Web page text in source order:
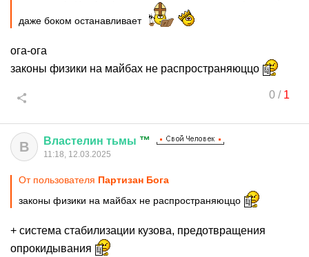
даже боком останавливает
ога-ога
законы физики на майбах не распространяюццо
0/ 1
В Властелин тьмы ™
11:18, 12.03.2025
От пользователя Партизан Бога
законы физики на майбах не распространяюццо
+ система стабилизации кузова, предотвращения
опрокидывания